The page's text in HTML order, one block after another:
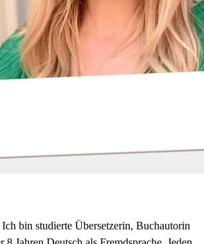
bin studierte Übersetzerin, Buchautorin